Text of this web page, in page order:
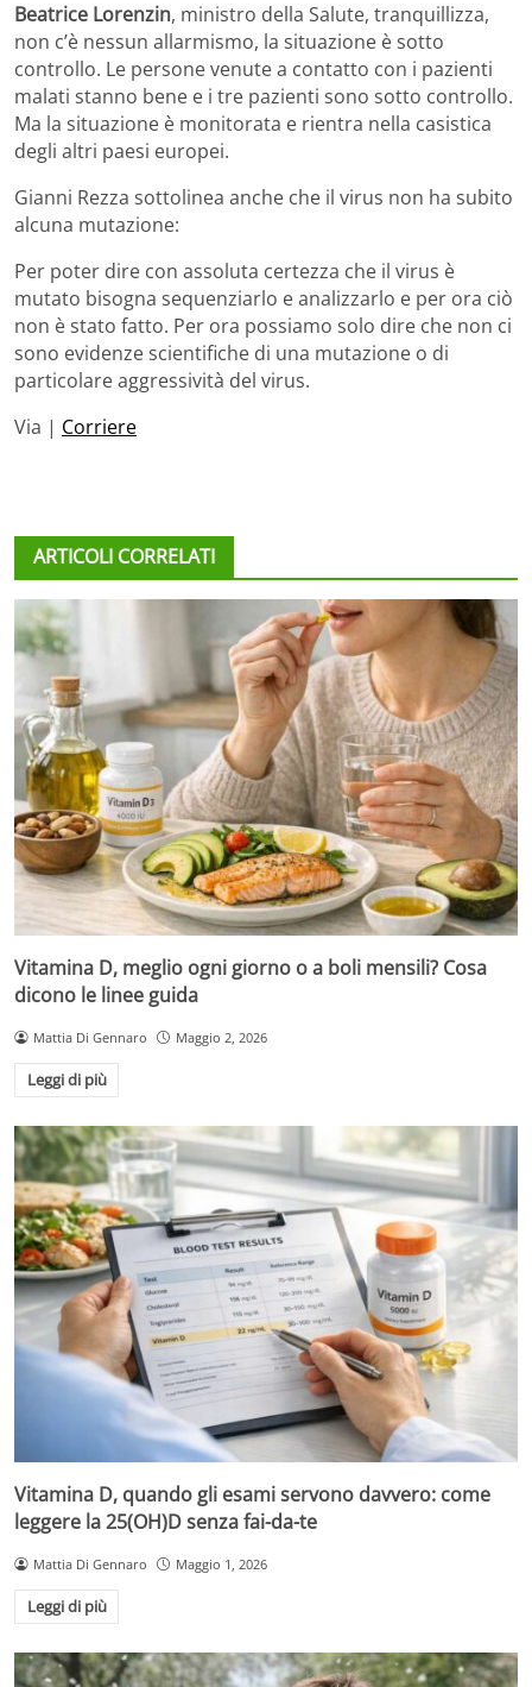
Beatrice Lorenzin, ministro della Salute, tranquillizza,
non c’è nessun allarmismo, la situazione è sotto
controllo. Le persone venute a contatto con i pazienti
malati stanno bene e i tre pazienti sono sotto controllo.
Ma la situazione è monitorata e rientra nella casistica
degli altri paesi europei.
Gianni Rezza sottolinea anche che il virus non ha subito
alcuna mutazione:
Per poter dire con assoluta certezza che il virus è
mutato bisogna sequenziarlo e analizzarlo e per ora ciò
non è stato fatto. Per ora possiamo solo dire che non ci
sono evidenze scientifiche di una mutazione o di
particolare aggressività del virus.
Via | Corriere
ARTICOLI CORRELATI
Vitamina D, meglio ogni giorno o a boli mensili? Cosa
dicono le linee guida
Mattia Di Gennaro Maggio 2, 2026
Leggi di più
Vitamina D, quando gli esami servono davvero: come
leggere la 25(OH)D senza fai-da-te
Mattia Di Gennaro Maggio 1, 2026
Leggi di più